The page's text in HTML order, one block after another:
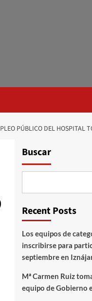
PÚBLICO DEL HOSPITAL
Buscar
Recent Posts
Los equipos de
inscribirse para
septiembre en
Mª Carmen Ruiz
equipo de Gobierno